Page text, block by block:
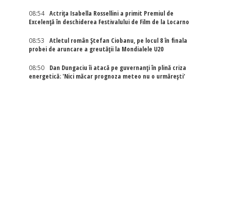
08:54
Actriţa Isabella Rossellini a primit Premiul de
Excelenţă în deschiderea Festivalului de Film de la Locarno
08:53
Atletul român Ștefan Ciobanu, pe locul 8 în finala
probei de aruncare a greutății la Mondialele U20
08:50
Dan Dungaciu îi atacă pe guvernanți în plină criza
energetică: 'Nici măcar prognoza meteo nu o urmărești'